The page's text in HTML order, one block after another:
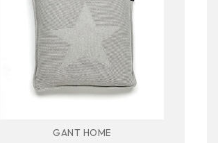
GANT HOME